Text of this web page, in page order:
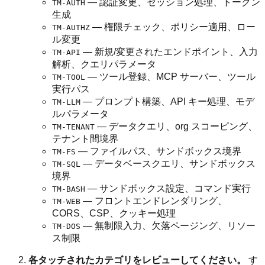
TM-AUTH
生成
TM-AUTHZ — 権限チェック、ポリシー適用、ロー
ル変更
TM-API — 新規/変更されたエンドポイント、入力
解析、クエリパラメータ
TM-TOOL — ツール登録、MCP サーバー、ツール
実行パス
TM-LLM — プロンプト構築、API キー処理、モデ
ルパラメータ
TM-TENANT — データクエリ、org スコーピング、
テナント間境界
TM-FS — ファイルパス、サンドボックス境界
TM-SQL — データベースクエリ、サンドボックス
境界
TM-BASH — サンドボックス設定、コマンド実行
TM-WEB — フロントエンドレンダリング、
CORS、CSP、クッキー処理
TM-DOS — 無制限入力、欠落ページング、リソー
ス制限
各タッチされたカテゴリをレビューしてください。 す